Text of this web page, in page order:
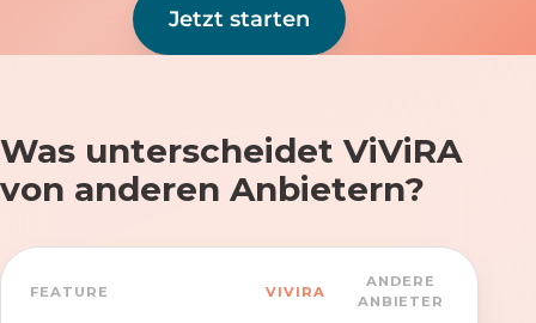
Jetzt starten
Was unterscheidet ViViRA
von anderen Anbietern?
FEATURE VIVIRA
ANDERE
ANBIETER